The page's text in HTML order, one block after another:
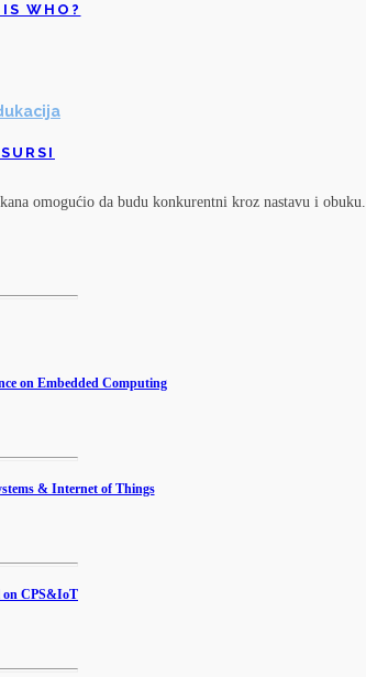
WHO?
omogućio da budu konkurentni kroz nastavu i
on Embedded Computing
& Internet of Things
on CPS&IoT